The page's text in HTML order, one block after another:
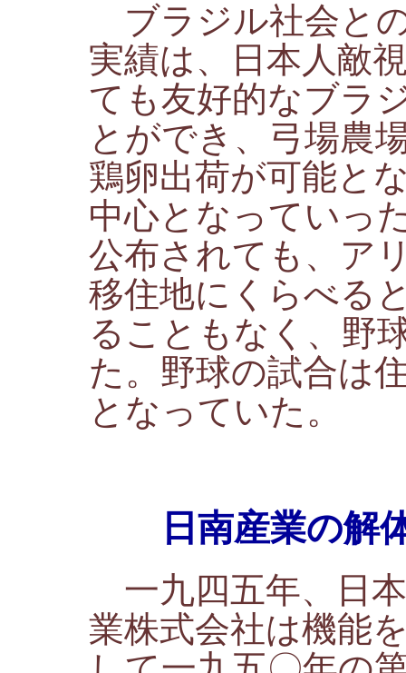
ブラジル社会と
実績は、日本人敵
ても友好的なブラ
とができ、弓場農
鶏卵出荷が可能と
中心となっていっ
公布されても、ア
移住地にくらべる
ることもなく、野
た。野球の試合は
となっていた。
日南産業の解体
一九四五年、日
業株式会社は機能